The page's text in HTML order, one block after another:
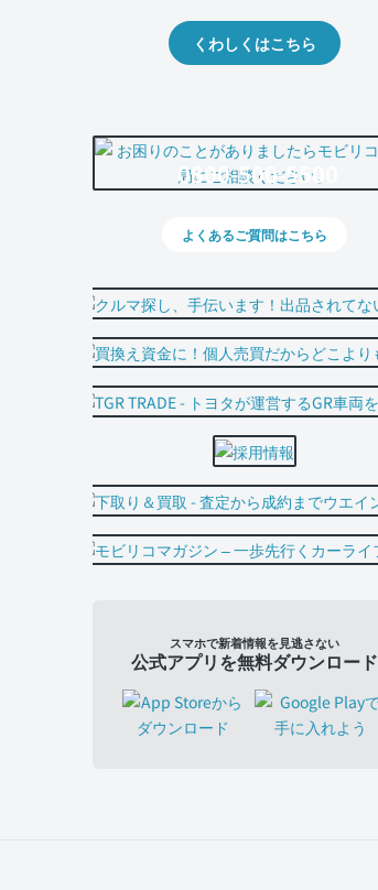
くわしくはこちら
0800-500-5500
よくあるご質問はこちら
スマホで新着情報を見逃さない
公式アプリを無料ダウンロード